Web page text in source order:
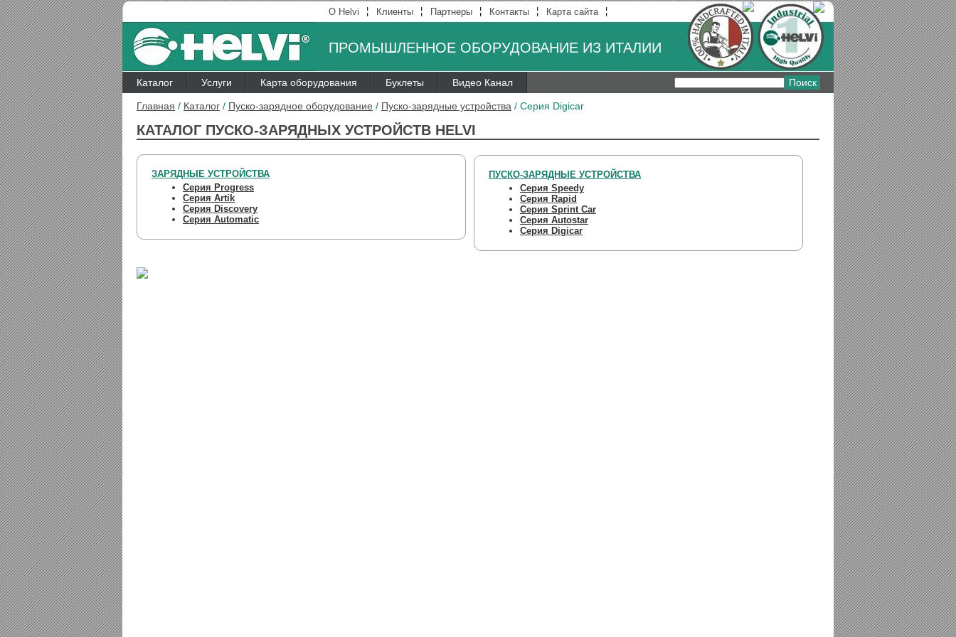
О Helvi ¦ Клиенты ¦ Партнеры ¦ Контакты ¦ Карта сайта ¦
ПРОМЫШЛЕННОЕ ОБОРУДОВАНИЕ ИЗ ИТАЛИИ
Каталог Услуги Карта оборудования Буклеты Видео Канал
Главная / Каталог / Пуско-зарядное оборудование / Пуско-зарядные устройства / Серия Digicar
КАТАЛОГ ПУСКО-ЗАРЯДНЫХ УСТРОЙСТВ HELVI
ЗАРЯДНЫЕ УСТРОЙСТВА
Серия Progress
Серия Artik
Серия Discovery
Серия Automatic
ПУСКО-ЗАРЯДНЫЕ УСТРОЙСТВА
Серия Speedy
Серия Rapid
Серия Sprint Car
Серия Autostar
Серия Digicar